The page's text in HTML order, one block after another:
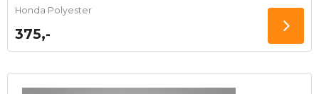
Honda Polyester
375,-